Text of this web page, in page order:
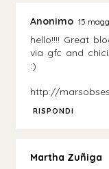
Anonimo 15
hello!!!! Great
via gfc and
:)
http://
RISPONDI
Martha Zuñiga